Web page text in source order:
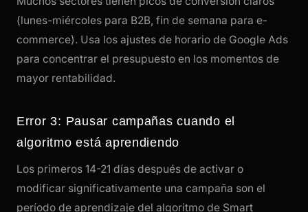
(lunes-miércoles para B2B, fin de semana para e-
commerce). Usa los ajustes de horario de Google Ads
para concentrar el presupuesto en los momentos de
mayor rentabilidad.
Error 3: Pausar campañas cuando el
algoritmo está aprendiendo
Los primeros 14-21 días después de activar o
modificar significativamente una campaña son el
período de aprendizaje del algoritmo de Smart